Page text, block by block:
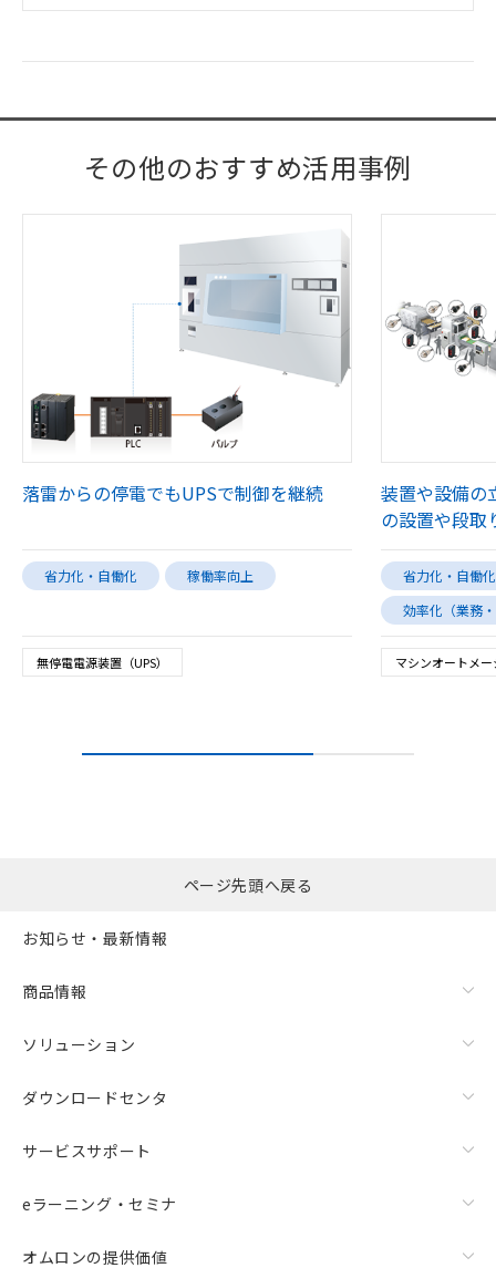
その他のおすすめ活用事例
落雷からの停電でもUPSで制御を継続
省力化・自働化 稼働率向上
無停電電源装置（UPS）
装置や設備の
の設置や段取
省力化・自働化
効率化（業務
マシンオートメ
ページ先頭へ戻る
お知らせ・最新情報
商品情報
ソリューション
ダウンロードセンタ
サービスサポート
eラーニング・セミナ
オムロンの提供価値